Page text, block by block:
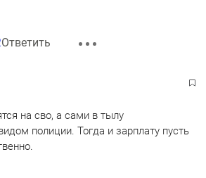
Ответить
на сво, а сами в тылу
полиции. Тогда и зарплату пусть